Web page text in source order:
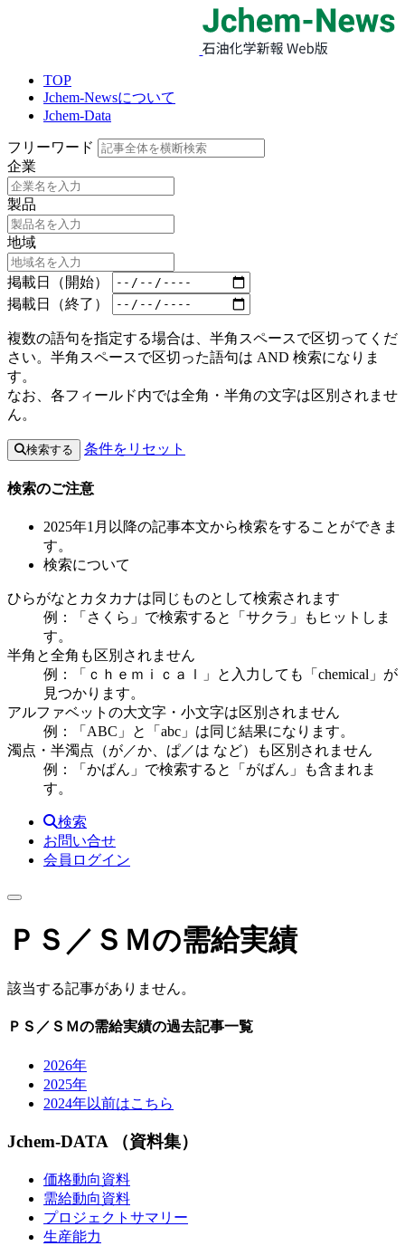
TOP
Jchem-Newsについて
Jchem-Data
フリーワード
企業
製品
地域
掲載日（開始）
掲載日（終了）
複数の語句を指定する場合は、半角スペースで区切ってくだ
さい。半角スペースで区切った語句は AND 検索になりま
す。
なお、各フィールド内では全角・半角の文字は区別されませ
ん。
検索する 条件をリセット
検索のご注意
2025年1月以降の記事本文から検索をすることができま
す。
検索について
ひらがなとカタカナは同じものとして検索されます
例：「さくら」で検索すると「サクラ」もヒットしま
す。
半角と全角も区別されません
例：「ｃｈｅｍｉｃａｌ」と入力しても「chemical」が
見つかります。
アルファベットの大文字・小文字は区別されません
例：「ABC」と「abc」は同じ結果になります。
濁点・半濁点（が／か、ぱ／は など）も区別されません
例：「かばん」で検索すると「がばん」も含まれま
す。
検索
お問い合せ
会員ログイン
ＰＳ／ＳＭの需給実績
該当する記事がありません。
ＰＳ／ＳＭの需給実績の過去記事一覧
2026年
2025年
2024年以前はこちら
Jchem-DATA （資料集）
価格動向資料
需給動向資料
プロジェクトサマリー
生産能力